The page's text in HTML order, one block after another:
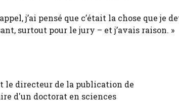
j’ai pensé que c’était la chose que je
surtout pour le jury – et j’avais raison. »
le directeur de la publication de
d'un doctorat en sciences